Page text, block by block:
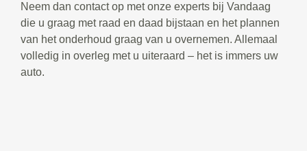
Neem dan contact op met onze experts bij Vandaag
die u graag met raad en daad bijstaan en het plannen
van het onderhoud graag van u overnemen. Allemaal
volledig in overleg met u uiteraard – het is immers uw
auto.